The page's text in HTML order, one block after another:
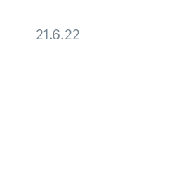
21.6.22